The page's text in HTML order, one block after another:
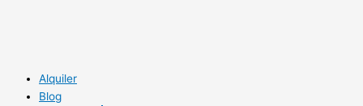
Alquiler
Blog